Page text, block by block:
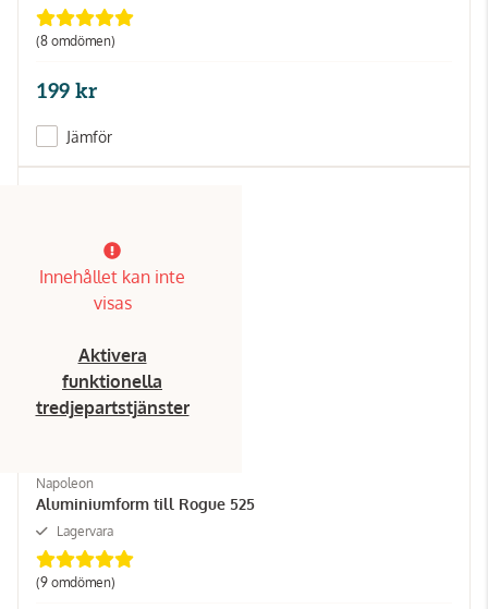
(8 omdömen)
199 kr
Jämför
Innehållet kan inte
visas
Aktivera
funktionella
tredjepartstjänster
Napoleon
Aluminiumform till Rogue 525
Lagervara
(9 omdömen)